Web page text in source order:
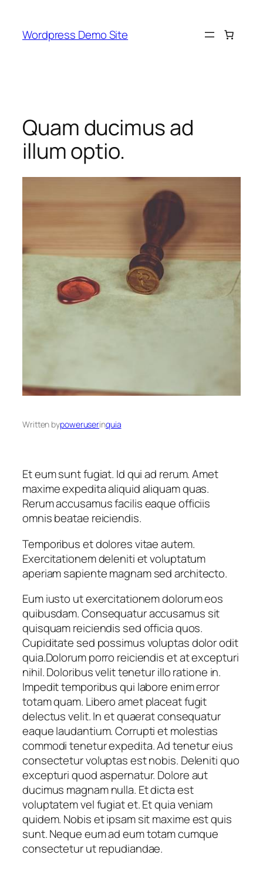
content
Wordpress Demo Site
Quam ducimus ad
illum optio.
Written bypoweruserinquia
Et eum sunt fugiat. Id qui ad rerum. Amet
maxime expedita aliquid aliquam quas.
Rerum accusamus facilis eaque officiis
omnis beatae reiciendis.
Temporibus et dolores vitae autem.
Exercitationem deleniti et voluptatum
aperiam sapiente magnam sed architecto.
Eum iusto ut exercitationem dolorum eos
quibusdam. Consequatur accusamus sit
quisquam reiciendis sed officia quos.
Cupiditate sed possimus voluptas dolor odit
quia.Dolorum porro reiciendis et at excepturi
nihil. Doloribus velit tenetur illo ratione in.
Impedit temporibus qui labore enim error
totam quam. Libero amet placeat fugit
delectus velit. In et quaerat consequatur
eaque laudantium. Corrupti et molestias
commodi tenetur expedita. Ad tenetur eius
consectetur voluptas est nobis. Deleniti quo
excepturi quod aspernatur. Dolore aut
ducimus magnam nulla. Et dicta est
voluptatem vel fugiat et. Et quia veniam
quidem. Nobis et ipsam sit maxime est quis
sunt. Neque eum ad eum totam cumque
consectetur ut repudiandae.